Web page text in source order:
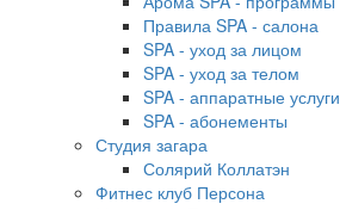
Правила SPA - салона
SPA - уход за лицом
SPA - уход за телом
SPA - аппаратные услуги
SPA - абонементы
Студия загара
Солярий Коллатэн
Фитнес клуб Персона